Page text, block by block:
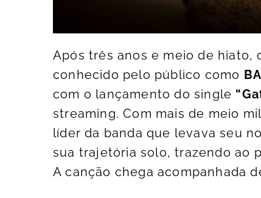
Após três anos e meio de hiato,
conhecido pelo público como
com o lançamento do single
streaming. Com mais de meio
líder da banda que levava seu
sua trajetória solo, trazendo ao
A canção chega acompanhada